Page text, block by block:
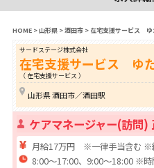
HOME>山形県>酒田市>在宅支援サービス ゆ
サードステージ株式会社
在宅支援サービス ゆ
（ 在宅支援サービス ）
山形県 酒田市／酒田駅
ケアマネージャー(訪問)
月給17万円 ※一律手当含む ※
8:00～17:00、9:00～18:00 ※時